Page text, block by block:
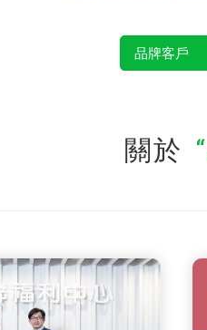
品牌客戶
關於